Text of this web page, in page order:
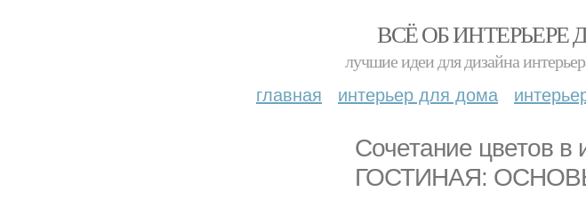
ВСЁ ОБ
лучшие идеи для дизайна
главная интерьер для дома
Сочетание цветов
ГОСТИНАЯ: